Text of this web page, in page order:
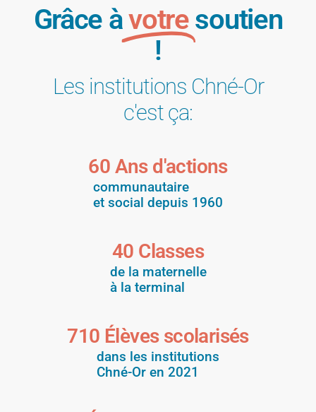
Grâce àvotresoutien
!
Les institutions Chné-Or
c'est ça:
communautaire
et social depuis 1960
60 Ans d'actions
de la maternelle
à la terminal
40 Classes
dans les institutions
Chné-Or en 2021
710 Élèves scolarisés